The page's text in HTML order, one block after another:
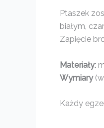
Ptaszek
białym,
Zapięcie
Materiały:
Wymiary(w
Każdy